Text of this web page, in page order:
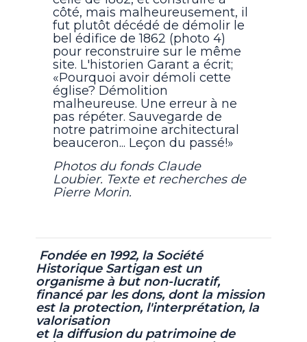
côté, mais malheureusement, il
fut plutôt décédé de démolir le
bel édifice de 1862 (photo 4)
pour reconstruire sur le même
site. L'historien Garant a écrit;
«Pourquoi avoir démoli cette
église? Démolition
malheureuse. Une erreur à ne
pas répéter. Sauvegarde de
notre patrimoine architectural
beauceron... Leçon du passé!»
Photos du fonds Claude
Loubier. Texte et recherches de
Pierre Morin.
Fondée en 1992, la Société
Historique Sartigan est un
organisme à but non-lucratif,
financé par les dons, dont la mission
est la protection, l'interprétation, la
valorisation
et la diffusion du patrimoine de